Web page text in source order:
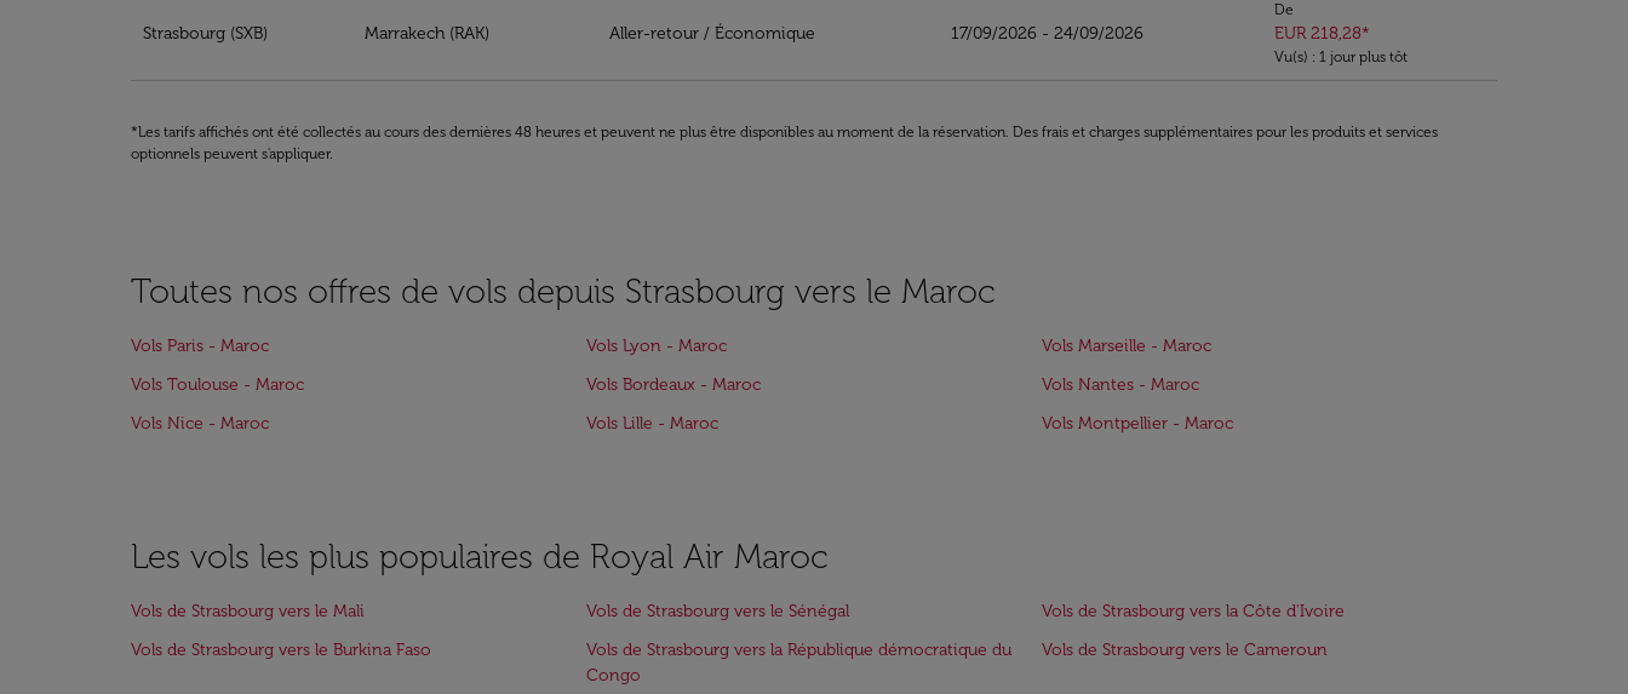
Strasbourg (SXB) Marrakech (RAK) Aller-retour / Économique 17/09/2026 - 24/09/2026
De
EUR 218,28*
Vu(s) : 1 jour plus tôt
*Les tarifs affichés ont été collectés au cours des dernières 48 heures et peuvent ne plus être disponibles au moment de la réservation. Des frais et charges supplémentaires pour les produits et services
optionnels peuvent s'appliquer.
Toutes nos offres de vols depuis Strasbourg vers le Maroc
Vols Paris - Maroc Vols Lyon - Maroc
Vols Marseille - Maroc
Vols Toulouse - Maroc
Vols Bordeaux - Maroc
Vols Nantes - Maroc
Vols Nice - Maroc
Vols Lille - Maroc Vols Montpellier - Maroc
Les vols les plus populaires de Royal Air Maroc
Vols de Strasbourg vers le Mali Vols de Strasbourg vers le Sénégal
Vols de Strasbourg vers la Côte d'Ivoire
Vols de Strasbourg vers le Burkina Faso
Vols de Strasbourg vers la République démocratique du
Congo
Vols de Strasbourg vers le Cameroun